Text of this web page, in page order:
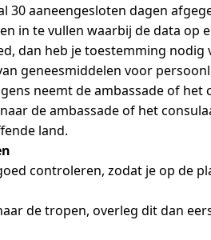
aaneengesloten dagen
in te vullen waarbij de data op
dan heb je toestemming
geneesmiddelen voor
neemt de ambassade of
de ambassade of het
land.
controleren, zodat je op de
de tropen, overleg dit dan